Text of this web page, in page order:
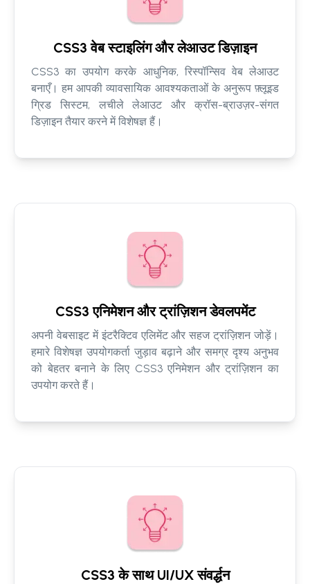
CSS3 वेब स्टाइलिंग और लेआउट डिज़ाइन
CSS3 का उपयोग करके आधुनिक, रिस्पॉन्सिव वेब लेआउट
बनाएँ। हम आपकी व्यावसायिक आवश्यकताओं के अनुरूप फ़्लूइड
ग्रिड सिस्टम, लचीले लेआउट और क्रॉस-ब्राउज़र-संगत
डिज़ाइन तैयार करने में विशेषज्ञ हैं।
CSS3 एनिमेशन और ट्रांज़िशन डेवलपमेंट
अपनी वेबसाइट में इंटरैक्टिव एलिमेंट और सहज ट्रांज़िशन जोड़ें।
हमारे विशेषज्ञ उपयोगकर्ता जुड़ाव बढ़ाने और समग्र दृश्य अनुभव
को बेहतर बनाने के लिए CSS3 एनिमेशन और ट्रांज़िशन का
उपयोग करते हैं।
CSS3 के साथ UI/UX संवर्द्धन